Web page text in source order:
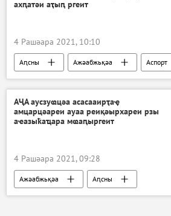
ахԥатәи аҭыԥ ргеит
4 Рашәара 2021, 10:10
Аԥсны Ажәабжьқәа Аспорт
АҶА аусзуҩцәа асасааирҭаҿ
амцарцәареи ауаа реиқәырхареи рзы
аҽазыҟаҵара мҩаԥыргеит
4 Рашәара 2021, 09:28
Ажәабжьқәа Аԥсны